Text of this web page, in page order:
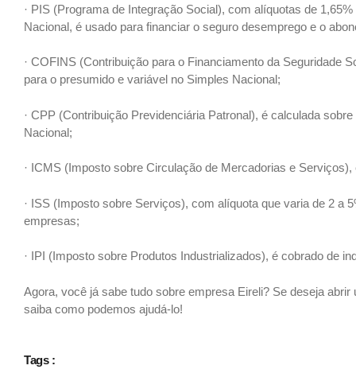
· PIS (Programa de Integração Social), com alíquotas de
Nacional, é usado para financiar o seguro desemprego e o
· COFINS (Contribuição para o Financiamento da Seguridade
para o presumido e variável no Simples Nacional;
· CPP (Contribuição Previdenciária Patronal), é calculada
Nacional;
· ICMS (Imposto sobre Circulação de Mercadorias e
· ISS (Imposto sobre Serviços), com alíquota que varia de 2 a
empresas;
· IPI (Imposto sobre Produtos Industrializados), é cobrado de
Agora, você já sabe tudo sobre empresa Eireli? Se deseja
saiba como podemos ajudá-lo!
Tags :